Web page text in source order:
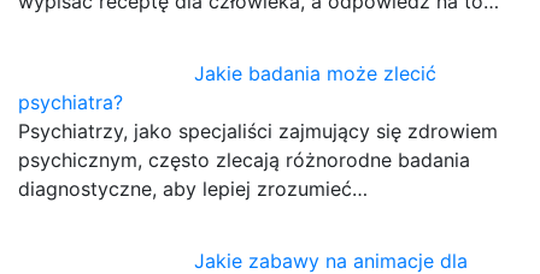
Jakie badania może zlecić
psychiatra?
Psychiatrzy, jako specjaliści zajmujący się zdrowiem
psychicznym, często zlecają różnorodne badania
diagnostyczne, aby lepiej zrozumieć…
Jakie zabawy na animacje dla